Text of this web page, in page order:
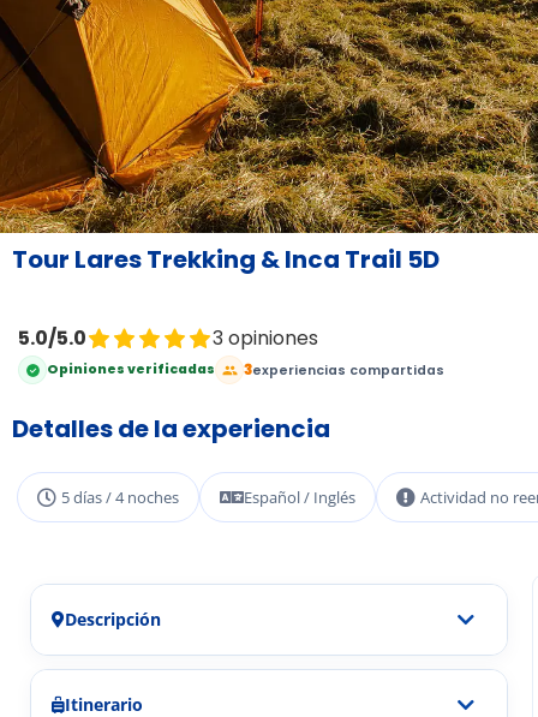
Tour Lares Trekking & Inca Trail 5D
5.0/5.0 3 opiniones
Opiniones verificadas 3experiencias compartidas
Detalles de la experiencia
5 días / 4 noches Español / Inglés Actividad no
Descripción
Itinerario